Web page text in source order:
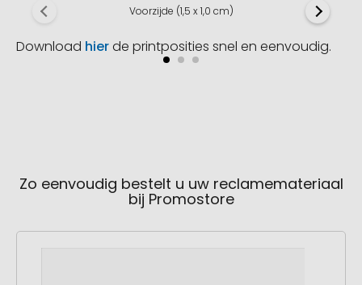
Voorzijde (1,5 x 1,0 cm)
Download hierde printposities snel en eenvoudig.
Zo eenvoudig bestelt u uw reclamemateriaal
bij Promostore